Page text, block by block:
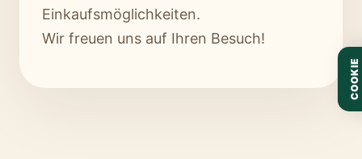
Einkaufsmöglichkeiten.
Wir freuen uns auf Ihren Besuch!
COOKIE